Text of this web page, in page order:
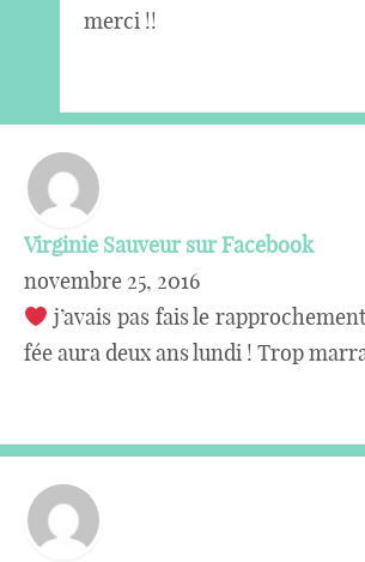
merci !!
Virginie Sauveur sur Facebook
novembre 25, 2016
j’avais pas fais le
fée aura deux ans lundi ! Trop